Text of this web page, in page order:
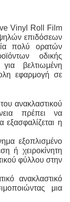
Vinyl Roll Film
επιδόσεων
πολύ ορατών
οδικής
βελτιωμένη
εφαρμογή σε
ανακλαστικού
πρέπει να
εξασφαλίζεται η
εξοπλισμένο
ή χειροκίνητη
φύλλου στην
ανακλαστικό
μια